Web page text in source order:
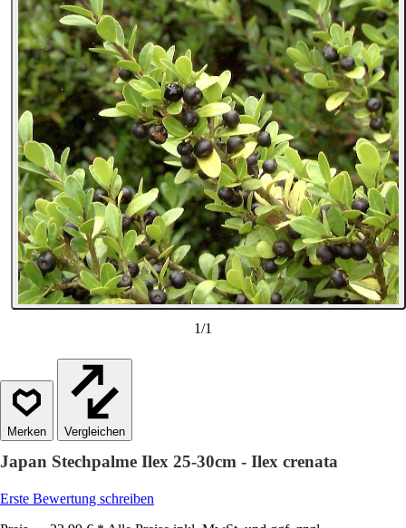
1/1
Vergleichen
Japan Stechpalme Ilex 25-30cm - Ilex crenata
Erste Bewertung schreiben